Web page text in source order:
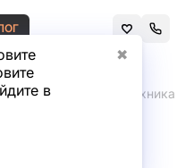
в
✖
пробегом Спецтехника